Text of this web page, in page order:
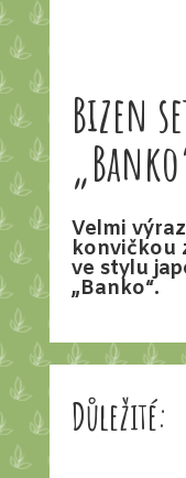
Bizen
Velmi
konvičkou
ve stylu
„Banko“.
Důležité: